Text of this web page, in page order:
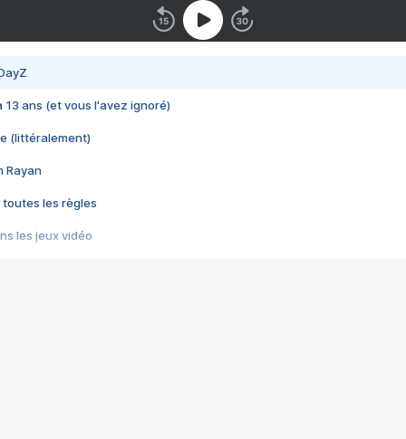
13 ans (et vous l'avez ignoré)
(littéralement)
Rayan
toutes les règles
les jeux vidéo